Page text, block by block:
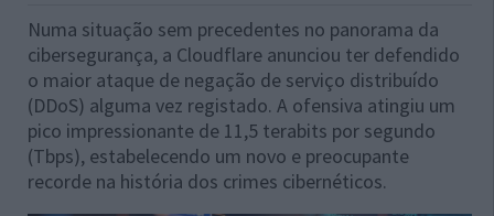
Numa situação sem precedentes no panorama da
cibersegurança, a Cloudflare anunciou ter defendido
o maior ataque de negação de serviço distribuído
(DDoS) alguma vez registado. A ofensiva atingiu um
pico impressionante de 11,5 terabits por segundo
(Tbps), estabelecendo um novo e preocupante
recorde na história dos crimes cibernéticos.